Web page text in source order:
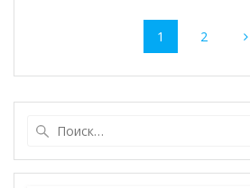
Навигация
записям
Страница
1 Страница
2